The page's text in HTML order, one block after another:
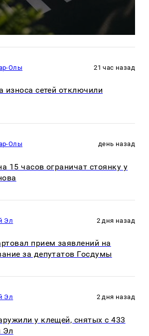
Олы 21 час назад
износа сетей отключили
Олы день назад
15 часов ограничат стоянку у
Эл 2 дня назад
прием заявлений на
за депутатов Госдумы
Эл 2 дня назад
у клещей, снятых с 433
Эл